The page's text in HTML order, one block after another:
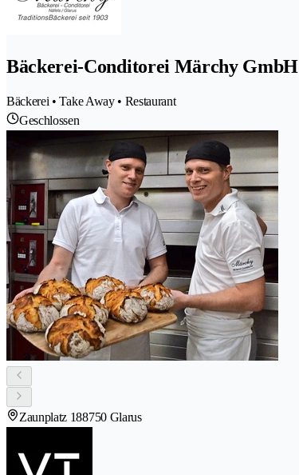
Bäckerei-Conditorei Märchy GmbH
Bäckerei • Take Away • Restaurant
Geschlossen
Zaunplatz 188750 Glarus